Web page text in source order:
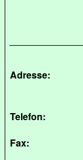
Adresse:
Telefon:
Fax: